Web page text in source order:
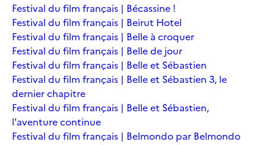
Festival du film français | Bécassine !
Festival du film français | Beirut Hotel
Festival du film français | Belle à croquer
Festival du film français | Belle de jour
Festival du film français | Belle et Sébastien
Festival du film français | Belle et Sébastien 3, le
dernier chapitre
Festival du film français | Belle et Sébastien,
l'aventure continue
Festival du film français | Belmondo par Belmondo